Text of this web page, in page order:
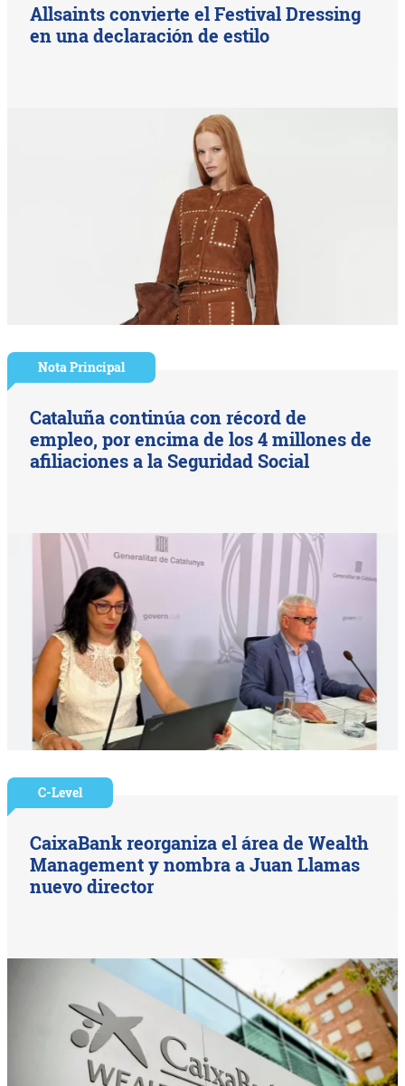
Allsaints convierte el Festival Dressing
en una declaración de estilo
Nota Principal
Cataluña continúa con récord de
empleo, por encima de los 4 millones de
afiliaciones a la Seguridad Social
C-Level
CaixaBank reorganiza el área de Wealth
Management y nombra a Juan Llamas
nuevo director